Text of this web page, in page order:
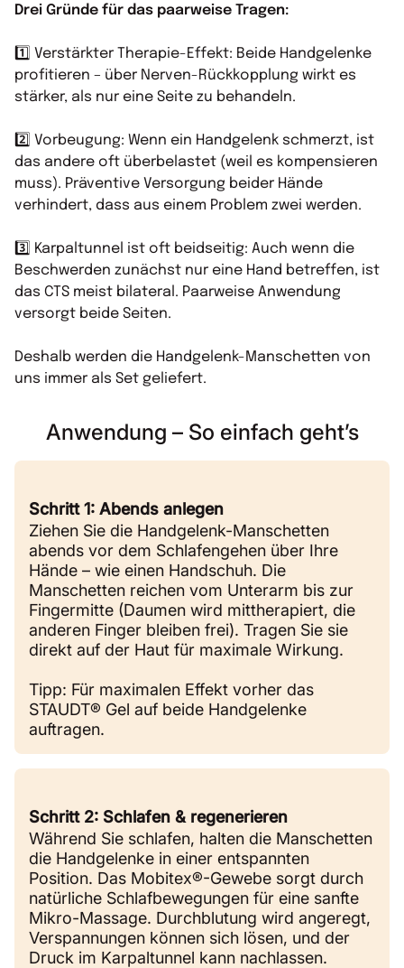
Drei Gründe für das paarweise Tragen:
1️⃣ Verstärkter Therapie-Effekt: Beide Handgelenke
profitieren – über Nerven-Rückkopplung wirkt es
stärker, als nur eine Seite zu behandeln.
2️⃣ Vorbeugung: Wenn ein Handgelenk schmerzt, ist
das andere oft überbelastet (weil es kompensieren
muss). Präventive Versorgung beider Hände
verhindert, dass aus einem Problem zwei werden.
3️⃣ Karpaltunnel ist oft beidseitig: Auch wenn die
Beschwerden zunächst nur eine Hand betreffen, ist
das CTS meist bilateral. Paarweise Anwendung
versorgt beide Seiten.
Deshalb werden die Handgelenk-Manschetten von
uns immer als Set geliefert.
Anwendung – So einfach geht’s
Schritt 1: Abends anlegen
Ziehen Sie die Handgelenk-Manschetten
abends vor dem Schlafengehen über Ihre
Hände – wie einen Handschuh. Die
Manschetten reichen vom Unterarm bis zur
Fingermitte (Daumen wird mittherapiert, die
anderen Finger bleiben frei). Tragen Sie sie
direkt auf der Haut für maximale Wirkung.
Tipp: Für maximalen Effekt vorher das
STAUDT® Gel auf beide Handgelenke
auftragen.
Schritt 2: Schlafen & regenerieren
Während Sie schlafen, halten die Manschetten
die Handgelenke in einer entspannten
Position. Das Mobitex®-Gewebe sorgt durch
natürliche Schlafbewegungen für eine sanfte
Mikro-Massage. Durchblutung wird angeregt,
Verspannungen können sich lösen, und der
Druck im Karpaltunnel kann nachlassen.